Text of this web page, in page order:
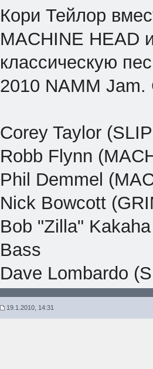
Кори Тейлор
MACHINE HEAD
классическую
2010 NAMM
Corey Taylor
Robb Flynn
Phil Demmel
Nick Bowcott
Bob "Zilla"
Bass
Dave Lombardo
19.1.2010, 14:31